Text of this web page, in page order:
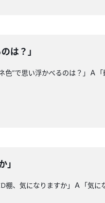
は？」
色”で思い浮かべるのは？」
」
棚、気になりますか」Ａ「気